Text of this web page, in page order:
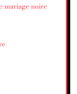
mariage noire